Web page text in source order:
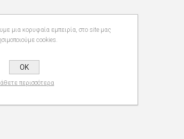
μια κορυφαία εμπειρία, στο site μας
cookies.
OK
περισσότερα